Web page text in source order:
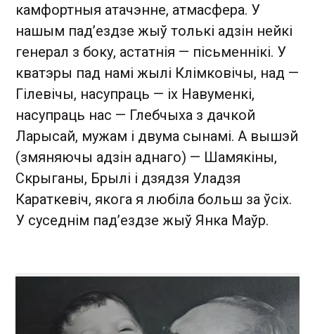
камфортныя атачэнне, атмасфера. У
нашым пад’ездзе жыў толькі адзін нейкі
генерал з боку, астатнія — пісьменнікі. У
кватэры пад намі жылі Клімковічы, над —
Гілевічы, насупраць — іх Навуменкі,
насупраць нас — Глебчыха з дачкой
Ларысай, мужам і двума сынамі. А вышэй
(змяняючы адзін аднаго) — Шамякіны,
Скрыганы, Брылі і дзядзя Уладзя
Караткевіч, якога я любіла больш за ўсіх.
У суседнім пад’ездзе жыў Янка Маўр.